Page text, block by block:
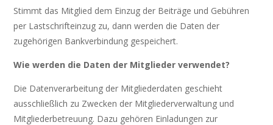
Stimmt das Mitglied dem Einzug der Beiträge und Gebühren
per Lastschrifteinzug zu, dann werden die Daten der
zugehörigen Bankverbindung gespeichert.
Wie werden die Daten der Mitglieder verwendet?
Die Datenverarbeitung der Mitgliederdaten geschieht
ausschließlich zu Zwecken der Mitgliederverwaltung und
Mitgliederbetreuung. Dazu gehören Einladungen zur